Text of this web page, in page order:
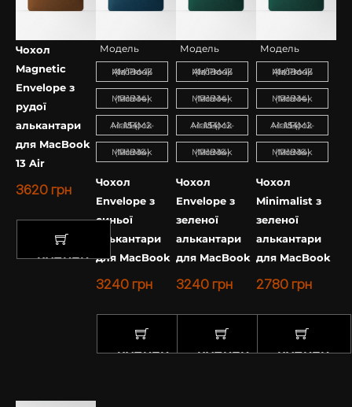
Чохол
Magnetic
Envelope з
рудої
алькантари
для MacBook
13 Air
3620 грн
КУПИТИ
Модель
MacBook Air/Pro 13 (M1-M4)
MacBook Pro 14 (M1-M4)
MacBook Air 15 (M2-M4)
MacBook Pro 16 (M1-M4)
Чохол
Envelope з
синьої
алькантари
для MacBook
3240 грн
КУПИТИ
Модель
MacBook Air/Pro 13 (M1-M4)
MacBook Pro 14 (M1-M4)
MacBook Air 15 (M2-M4)
MacBook Pro 16 (M1-M4)
Чохол
Envelope з
зеленої
алькантари
для MacBook
3240 грн
КУПИТИ
Модель
MacBook Air/Pro 13 (M1-M4)
MacBook Pro 14 (M1-M4)
MacBook Air 15 (M2-M4)
MacBook Pro 16 (M1-M4)
Чохол
Minimalist з
зеленої
алькантари
для MacBook
2780 грн
КУПИТИ